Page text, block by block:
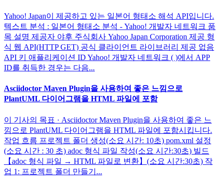
Yahoo! Japan이 제공하고 있는 일본어 형태소 해석 API입니다.
텍스트 분석 : 일본어 형태소 분석 - Yahoo! 개발자 네트워크 품
목 설명 제공자 야후 주식회사 Yahoo Japan Corporation 제공 형
식 웹 API(HTTP GET) 공식 클라이언트 라이브러리 제공 없음
API 키 애플리케이션 ID Yahoo! 개발자 네트워크 ( )에서 APP
ID를 취득한 경우는 다음...
Asciidoctor Maven Plugin을 사용하여 좋은 느낌으로
PlantUML 다이어그램을 HTML 파일에 포함
이 기사의 목표 · Asciidoctor Maven Plugin을 사용하여 좋은 느
낌으로 PlantUML 다이어그램을 HTML 파일에 포함시킵니다.
작업 흐름 프로젝트 폴더 생성(소요 시간: 10초) pom.xml 설정
(소요 시간 : 30 초) adoc 형식 파일 작성(소요 시간:30초) 빌드
【adoc 형식 파일 → HTML 파일로 변환】(소요 시간:30초) 작
업 1: 프로젝트 폴더 만들기...